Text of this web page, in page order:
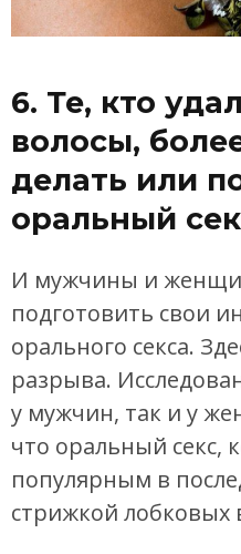
6. Те, кто
волосы,
делать или
оральный
И мужчины и
подготовить свои
орального секса.
разрыва.
у мужчин, так и у
что оральный секс,
популярным в
стрижкой лобковых